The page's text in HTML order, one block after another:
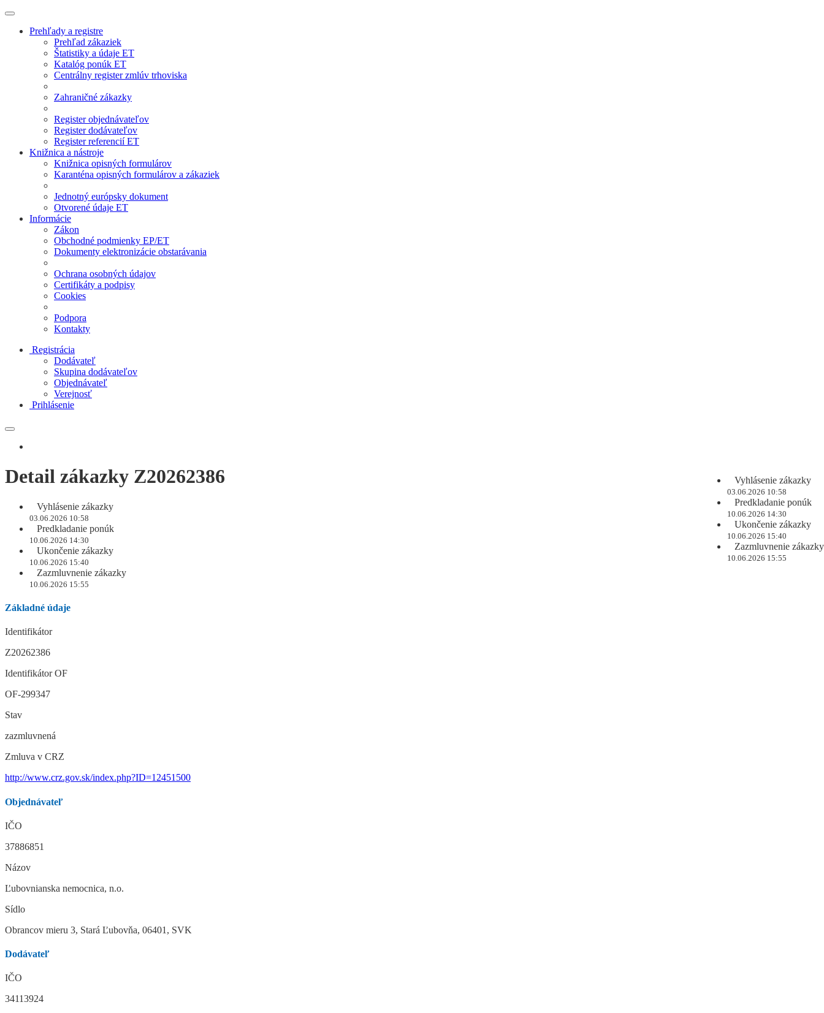
Prehľady a registre
Prehľad zákaziek
Štatistiky a údaje ET
Katalóg ponúk ET
Centrálny register zmlúv trhoviska
Zahraničné zákazky
Register objednávateľov
Register dodávateľov
Register referencií ET
Knižnica a nástroje
Knižnica opisných formulárov
Karanténa opisných formulárov a zákaziek
Jednotný európsky dokument
Otvorené údaje ET
Informácie
Zákon
Obchodné podmienky EP/ET
Dokumenty elektronizácie obstarávania
Ochrana osobných údajov
Certifikáty a podpisy
Cookies
Podpora
Kontakty
Registrácia
Dodávateľ
Skupina dodávateľov
Objednávateľ
Verejnosť
Prihlásenie
Vyhlásenie zákazky
03.06.2026 10:58
Predkladanie ponúk
10.06.2026 14:30
Ukončenie zákazky
10.06.2026 15:40
Zazmluvnenie zákazky
10.06.2026 15:55
Detail zákazky Z20262386
Vyhlásenie zákazky
03.06.2026 10:58
Predkladanie ponúk
10.06.2026 14:30
Ukončenie zákazky
10.06.2026 15:40
Zazmluvnenie zákazky
10.06.2026 15:55
Základné údaje
Identifikátor
Z20262386
Identifikátor OF
OF-299347
Stav
zazmluvnená
Zmluva v CRZ
http://www.crz.gov.sk/index.php?ID=12451500
Objednávateľ
IČO
37886851
Názov
Ľubovnianska nemocnica, n.o.
Sídlo
Obrancov mieru 3, Stará Ľubovňa, 06401, SVK
Dodávateľ
IČO
34113924